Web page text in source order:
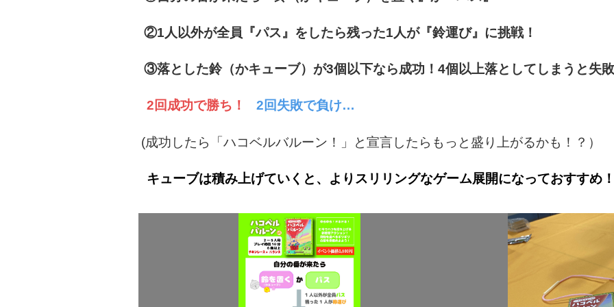
②1人以外が全員『パス』をしたら残った1人が『鈴運び』に挑戦！
③落とした鈴（かキューブ）が3個以下なら成功！4個以上落としてしまうと失
2回成功で勝ち！ 2回失敗で負け…
(成功したら「ハコベルバルーン！」と宣言したらもっと盛り上がるかも！？）
キューブは積み上げていくと、よりスリリングなゲーム展開になっておすすめ